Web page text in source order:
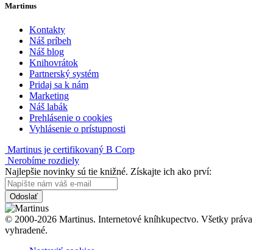
Martinus
Kontakty
Náš príbeh
Náš blog
Knihovrátok
Partnerský systém
Pridaj sa k nám
Marketing
Náš labák
Prehlásenie o cookies
Vyhlásenie o prístupnosti
Martinus je certifikovaný B Corp
Nerobíme rozdiely
Najlepšie novinky sú tie knižné. Získajte ich ako prví:
Odoslať
© 2000-2026 Martinus. Internetové kníhkupectvo. Všetky práva
vyhradené.